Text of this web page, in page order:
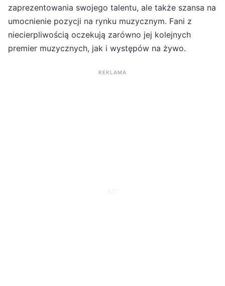
zaprezentowania swojego talentu, ale także szansa na
umocnienie pozycji na rynku muzycznym. Fani z
niecierpliwością oczekują zarówno jej kolejnych
premier muzycznych, jak i występów na żywo.
REKLAMA